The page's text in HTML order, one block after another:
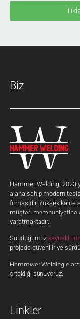
Biz
Hammer Welding, 2023
alana sahip modern
firmasıdır. Yüksek kalite
müşteri memnuniyetine
yaratmaktadır.
Sunduğumuz kaynaklı
projede güvenilir ve
Hammwer Welding
ortaklığı sunuyoruz.
Linkler